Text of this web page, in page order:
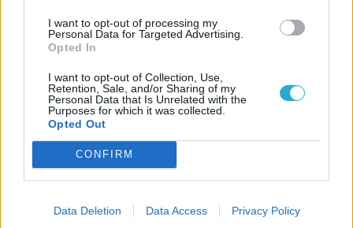
I want to opt-out of processing my
Personal Data for Targeted Advertising.
Opted In
I want to opt-out of Collection, Use,
Retention, Sale, and/or Sharing of my
Personal Data that Is Unrelated with the
Purposes for which it was collected.
Opted Out
CONFIRM
Data Deletion Data Access Privacy Policy
CÍMKÉK
ESPORT1 HÍREK
Megújul az Xbox
érkezik a játékok
jutalom!
Rejtett kamerás botrány